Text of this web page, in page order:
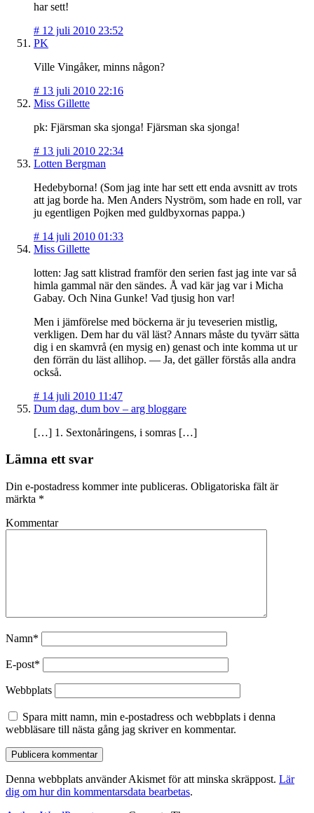
har sett!
# 12 juli 2010 23:52
PK
Ville Vingåker, minns någon?
# 13 juli 2010 22:16
Miss Gillette
pk: Fjärsman ska sjonga! Fjärsman ska sjonga!
# 13 juli 2010 22:34
Lotten Bergman
Hedebyborna! (Som jag inte har sett ett enda avsnitt av trots
att jag borde ha. Men Anders Nyström, som hade en roll, var
ju egentligen Pojken med guldbyxornas pappa.)
# 14 juli 2010 01:33
Miss Gillette
lotten: Jag satt klistrad framför den serien fast jag inte var så
himla gammal när den sändes. Å vad kär jag var i Micha
Gabay. Och Nina Gunke! Vad tjusig hon var!
Men i jämförelse med böckerna är ju teveserien mistlig,
verkligen. Dem har du väl läst? Annars måste du tyvärr sätta
dig i en skamvrå (en mysig en) genast och inte komma ut ur
den förrän du läst allihop. — Ja, det gäller förstås alla andra
också.
# 14 juli 2010 11:47
Dum dag, dum bov – arg bloggare
[…] 1. Sextonåringens, i somras […]
Lämna ett svar
Din e-postadress kommer inte publiceras. Obligatoriska fält är
märkta *
Kommentar
Namn*
E-post*
Webbplats
Spara mitt namn, min e-postadress och webbplats i denna
webbläsare till nästa gång jag skriver en kommentar.
Denna webbplats använder Akismet för att minska skräppost. Lär
dig om hur din kommentarsdata bearbetas.